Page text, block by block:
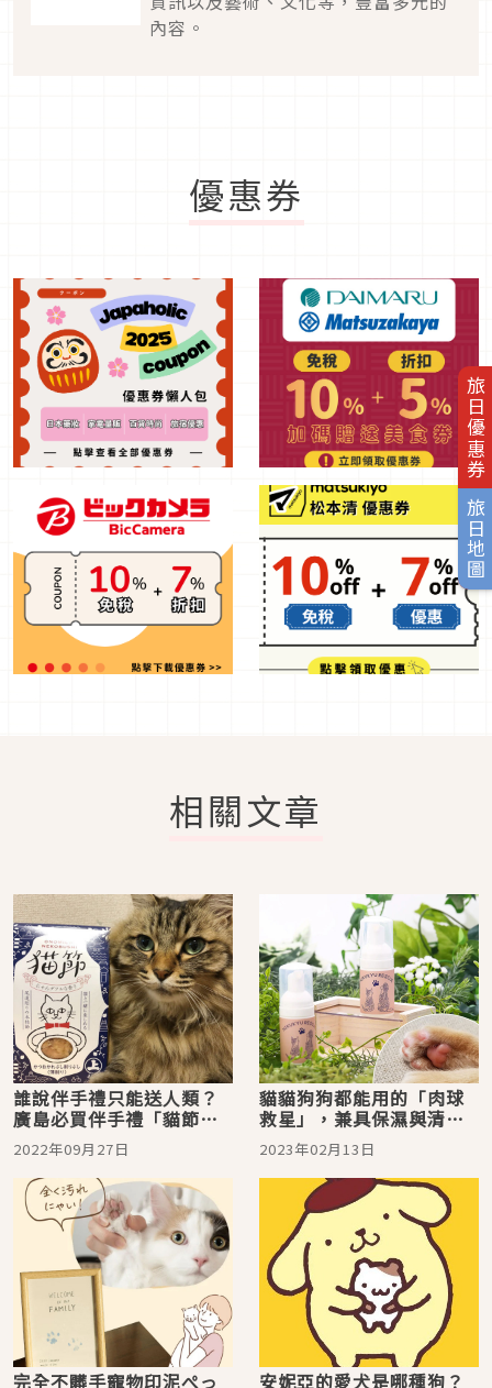
旅日優惠券
旅日地圖
內容。
優惠券
相關文章
誰說伴手禮只能送人類？
廣島必買伴手禮「貓節」
柴魚片，讓寵物與奴才一
起享受！
2022年09月27日
貓貓狗狗都能用的「肉球
救星」，兼具保濕與清潔
的毛孩日常保養好物推薦
2023年02月13日
完全不髒手寵物印泥ぺっ 安妮亞的愛犬是哪種狗？